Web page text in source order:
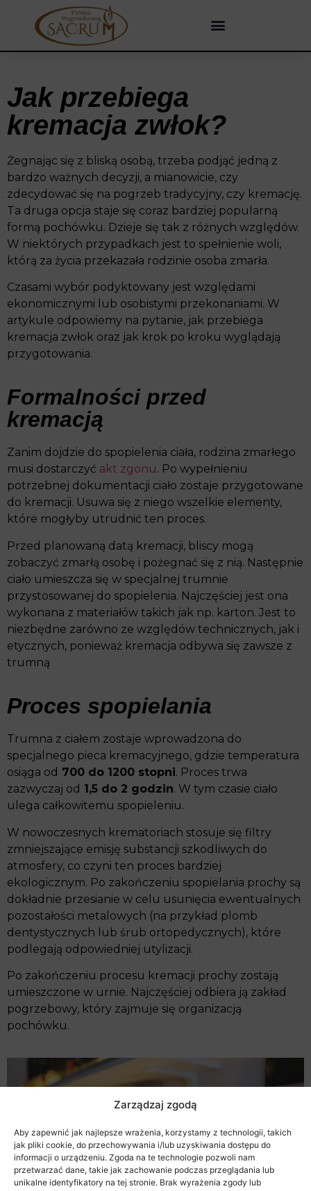
Zarządzaj zgodą
Aby zapewnić jak najlepsze wrażenia, korzystamy z technologii, takich
jak pliki cookie, do przechowywania i/lub uzyskiwania dostępu do
informacji o urządzeniu. Zgoda na te technologie pozwoli nam
przetwarzać dane, takie jak zachowanie podczas przeglądania lub
unikalne identyfikatory na tej stronie. Brak wyrażenia zgody lub
Jak przebiega
kremacja zwłok?
Żegnając się z bliską osobą, trzeba podjąć jedną z
bardzo ważnych decyzji, a mianowicie, czy
zdecydować się na pogrzeb tradycyjny, czy kremację.
Ta druga opcja staje się coraz bardziej popularną
formą pochówku. Dzieje się tak z różnych względów.
W niektórych przypadkach jest to spełnienie woli,
którą za życia przekazała rodzinie osoba zmarła.
Czasami wybór podyktowany jest względami
ekonomicznymi lub osobistymi przekonaniami. W
artykule odpowiemy na pytanie, jak przebiega
kremacja zwłok oraz jak krok po kroku wyglądają
przygotowania.
Formalności przed
kremacją
Zanim dojdzie do spopielenia ciała, rodzina zmarłego
musi dostarczyć akt zgonu. Po wypełnieniu
potrzebnej dokumentacji ciało zostaje przygotowane
do kremacji. Usuwa się z niego wszelkie elementy,
które mogłyby utrudnić ten proces.
Przed planowaną datą kremacji, bliscy mogą
zobaczyć zmarłą osobę i pożegnać się z nią. Następnie
ciało umieszcza się w specjalnej trumnie
przystosowanej do spopielenia. Najczęściej jest ona
wykonana z materiałów takich jak np. karton. Jest to
niezbędne zarówno ze względów technicznych, jak i
etycznych, ponieważ kremacja odbywa się zawsze z
trumną
Proces spopielania
Trumna z ciałem zostaje wprowadzona do
specjalnego pieca kremacyjnego, gdzie temperatura
osiąga od 700 do 1200 stopni. Proces trwa
zazwyczaj od 1,5 do 2 godzin. W tym czasie ciało
ulega całkowitemu spopieleniu.
W nowoczesnych krematoriach stosuje się filtry
zmniejszające emisję substancji szkodliwych do
atmosfery, co czyni ten proces bardziej
ekologicznym. Po zakończeniu spopielania prochy są
dokładnie przesianie w celu usunięcia ewentualnych
pozostałości metalowych (na przykład plomb
dentystycznych lub śrub ortopedycznych), które
podlegają odpowiedniej utylizacji.
Po zakończeniu procesu kremacji prochy zostają
umieszczone w urnie. Najczęściej odbiera ją zakład
pogrzebowy, który zajmuje się organizacją
pochówku.